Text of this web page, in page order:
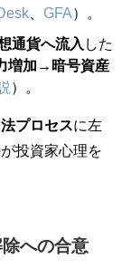
GFA）。
通貨へ流入 した
増加 → 暗号資産
）。
プロセスに左
投資家心理を
への合意